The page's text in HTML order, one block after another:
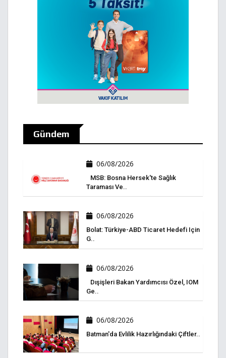
Gündem
06/08/2026
MSB: Bosna Hersek'te Sağlık
Taraması Ve..
06/08/2026
Bolat: Türkiye-ABD Ticaret Hedefi Için
G..
06/08/2026
Dışişleri Bakan Yardımcısı Özel, IOM
Ge..
06/08/2026
Batman'da Evlilik Hazırlığındaki Çiftler..